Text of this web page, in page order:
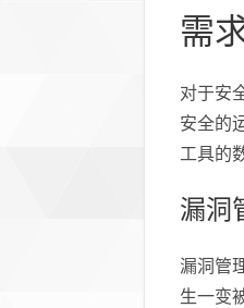
需
对于安
安全的
工具的
漏洞
漏洞管
生一变